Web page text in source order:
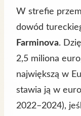
W strefie
dowód
Farminova.
2,5 miliona
największą w
stawia ją w
2022–2024),